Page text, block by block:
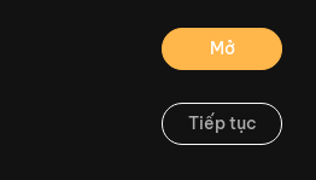
/--
Thoát
Mở
Tiếp tục